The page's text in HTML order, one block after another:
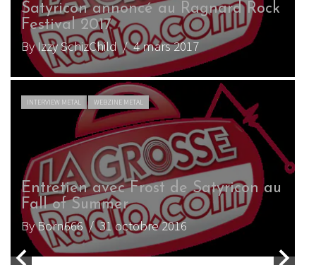
au
Découvrez en exclusivité un
clip de Satyricon
By Maxallica/ 19 octobre 2017
LIVE REPORT METAL WEBZINE METAL
Satyricon – Metronum (Toulouse) –
02/10/2017
By Olga Robinson/ 14 octobre 2017